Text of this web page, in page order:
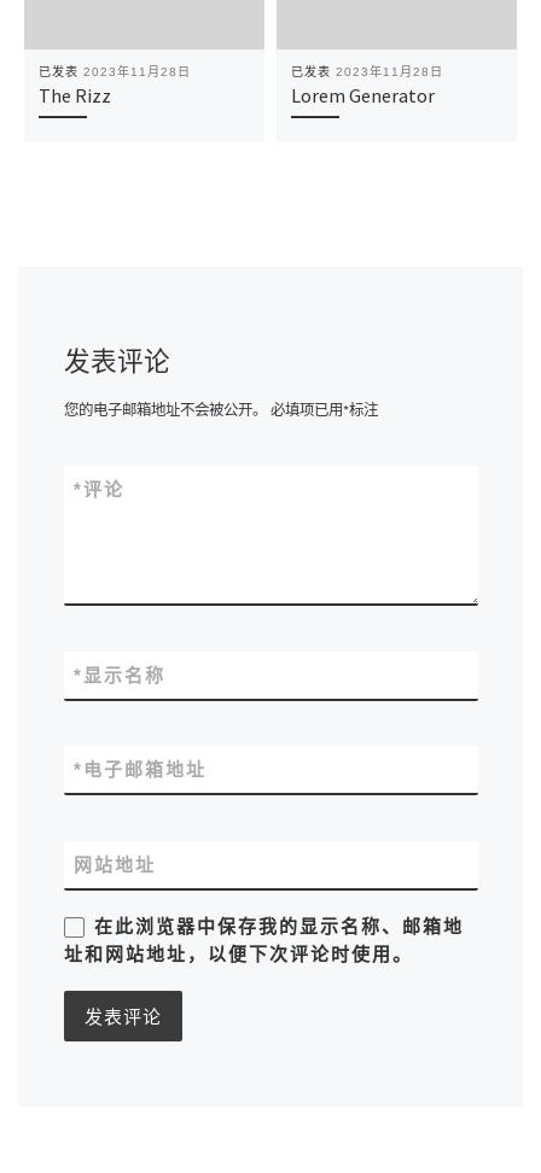
已发表 2023年11月28日
The Rizz
已发表 2023年11月28日
Lorem Generator
发表评论
您的电子邮箱地址不会被公开。 必填项已用*标注
评论
*
显示名称
*
电子邮箱地址
*
网站地址
在此浏览器中保存我的显示名称、邮箱地
址和网站地址，以便下次评论时使用。